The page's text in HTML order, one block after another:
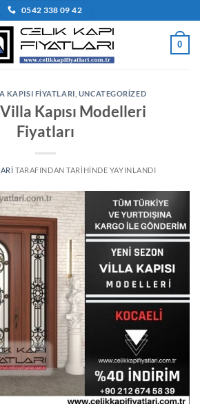
0542 338 09 42
0
KAPISI FIYATLARI UNCATEGORIZED
Kapısı Modelleri
Fiyatları
TARAFINDAN TARIHINDE YAYINLANDI